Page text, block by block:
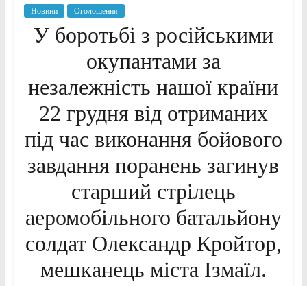
Новини Оголошення
У боротьбі з російськими
окупантами за
незалежність нашої країни
22 грудня від отриманих
під час виконання бойового
завдання поранень загинув
старший стрілець
аеромобільного батальйону
солдат Олександр Кройтор,
мешканець міста Ізмаїл.